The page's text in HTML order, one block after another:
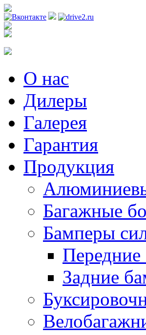
О нас
Дилеры
Галерея
Гарантия
Продукция
Багажные
Бамперы
Задние